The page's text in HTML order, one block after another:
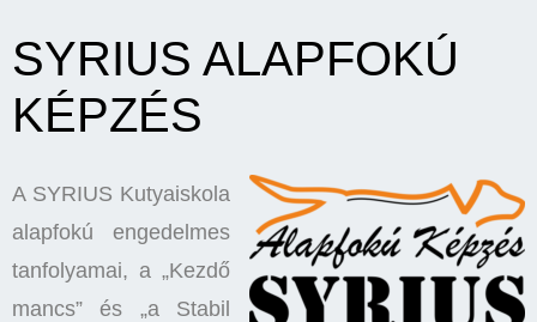
SYRIUS ALAPFOKÚ
KÉPZÉS
A SYRIUS Kutyaiskola
alapfokú engedelmes
tanfolyamai, a „Kezdő
mancs” és „a Stabil